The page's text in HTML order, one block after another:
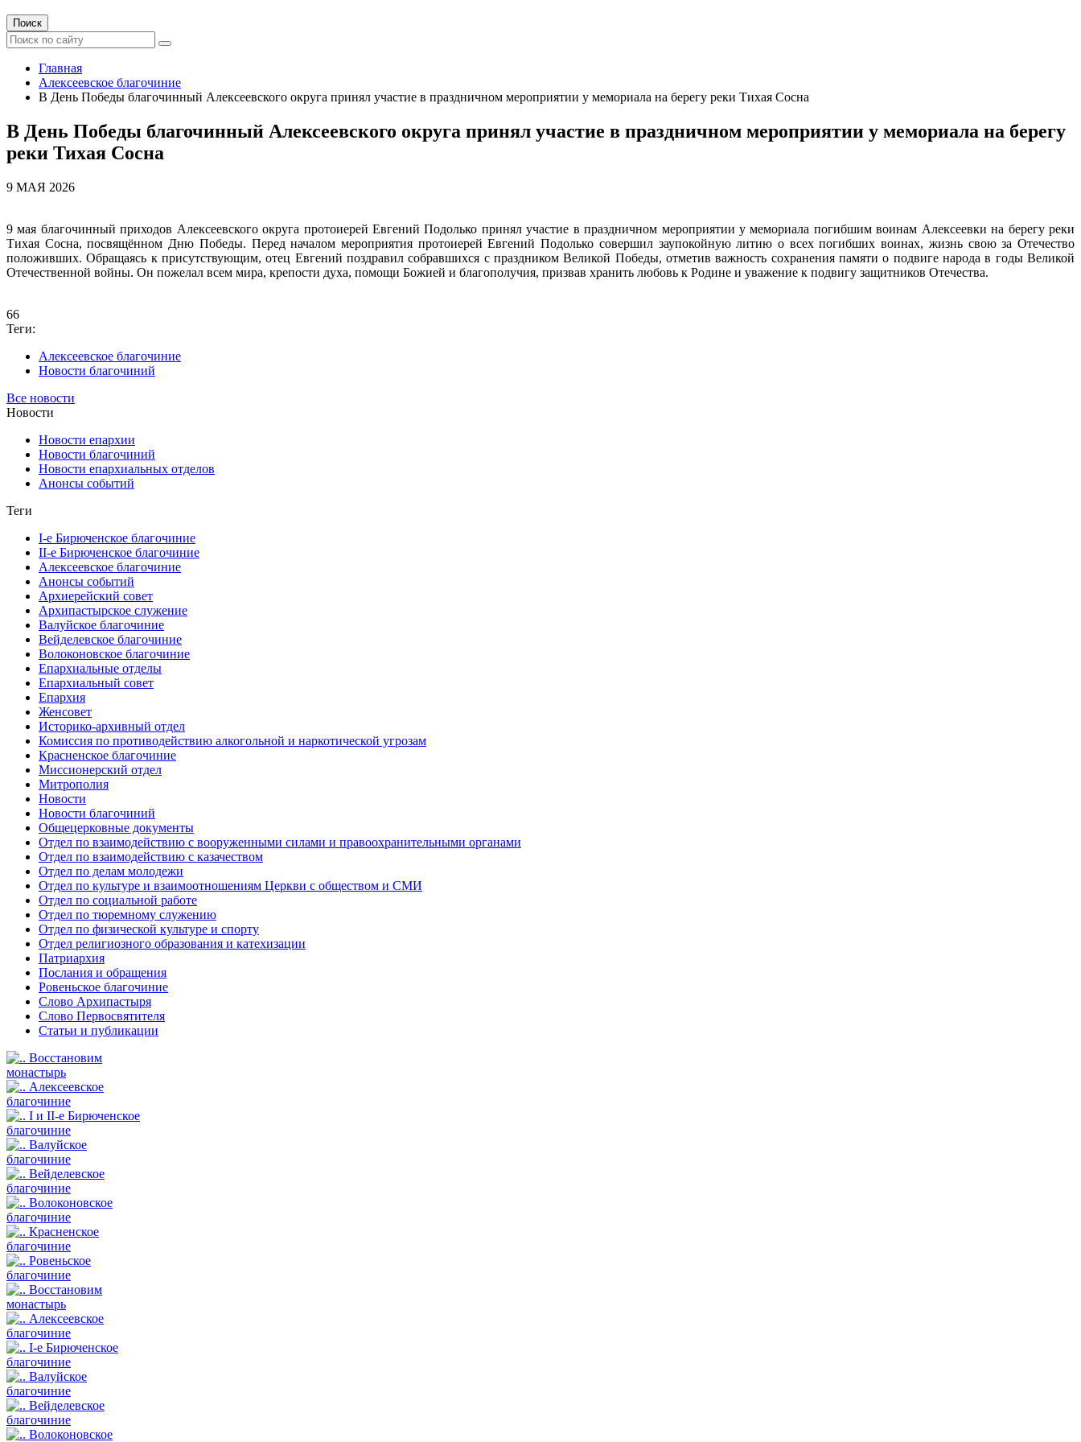
Поиск
Главная
Алексеевское благочиние
В День Победы благочинный Алексеевского округа принял участие в праздничном мероприятии у мемориала на берегу реки Тихая Сосна
В День Победы благочинный Алексеевского округа принял участие в праздничном мероприятии у мемориала на берегу
реки Тихая Сосна
9 МАЯ 2026
9 мая благочинный приходов Алексеевского округа протоиерей Евгений Подолько принял участие в праздничном мероприятии у мемориала погибшим воинам Алексеевки на берегу реки
Тихая Сосна, посвящённом Дню Победы. Перед началом мероприятия протоиерей Евгений Подолько совершил заупокойную литию о всех погибших воинах, жизнь свою за Отечество
положивших. Обращаясь к присутствующим, отец Евгений поздравил собравшихся с праздником Великой Победы, отметив важность сохранения памяти о подвиге народа в годы Великой
Отечественной войны. Он пожелал всем мира, крепости духа, помощи Божией и благополучия, призвав хранить любовь к Родине и уважение к подвигу защитников Отечества.
66
Теги:
Алексеевское благочиние
Новости благочиний
Все новости
Новости
Новости епархии
Новости благочиний
Новости епархиальных отделов
Анонсы событий
Теги
I-е Бирюченское благочиние
II-е Бирюченское благочиние
Алексеевское благочиние
Анонсы событий
Архиерейский совет
Архипастырское служение
Валуйское благочиние
Вейделевское благочиние
Волоконовское благочиние
Епархиальные отделы
Епархиальный совет
Епархия
Женсовет
Историко-архивный отдел
Комиссия по противодействию алкогольной и наркотической угрозам
Красненское благочиние
Миссионерский отдел
Митрополия
Новости
Новости благочиний
Общецерковные документы
Отдел по взаимодействию с вооруженными силами и правоохранительными органами
Отдел по взаимодействию с казачеством
Отдел по делам молодежи
Отдел по культуре и взаимоотношениям Церкви с обществом и СМИ
Отдел по социальной работе
Отдел по тюремному служению
Отдел по физической культуре и спорту
Отдел религиозного образования и катехизации
Патриархия
Послания и обращения
Ровеньское благочиние
Слово Архипастыря
Слово Первосвятителя
Статьи и публикации
Восстановим
монастырь
Алексеевское
благочиние
I и II-е Бирюченское
благочиние
Валуйское
благочиние
Вейделевское
благочиние
Волоконовское
благочиние
Красненское
благочиние
Ровеньское
благочиние
Восстановим
монастырь
Алексеевское
благочиние
I-е Бирюченское
благочиние
Валуйское
благочиние
Вейделевское
благочиние
Волоконовское